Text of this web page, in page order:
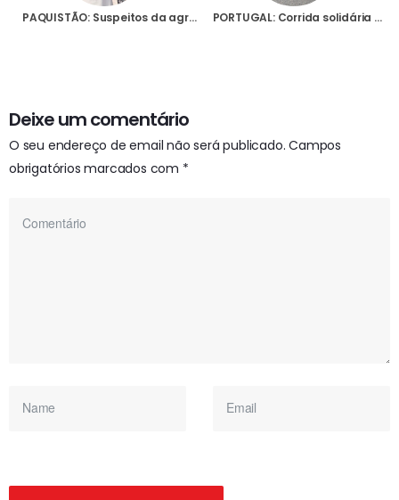
PAQUISTÃO: Suspeitos da agressão que causou a morte a cristão em Sargodha foram libertados sob fiança PORTUGAL: Corrida solidária de uma cabeleireira pelos cristãos de Cabo Delgado juntou mais de 5 mil euros em donativos
Deixe um comentário
O seu endereço de email não será publicado. Campos
obrigatórios marcados com *